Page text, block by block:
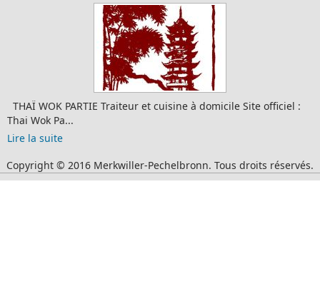
THAÏ WOK PARTIE Traiteur et cuisine à domicile Site officiel :
Thai Wok Pa...
Lire la suite
Copyright © 2016 Merkwiller-Pechelbronn. Tous droits réservés.